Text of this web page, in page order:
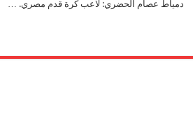
دمياط عصام الحضري: لاعب كرة قدم مصري. …